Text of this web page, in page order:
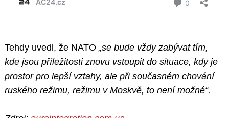
Tehdy uvedl, že NATO „se bude vždy zabývat tím,
kde jsou příležitosti znovu vstoupit do situace, kdy je
prostor pro lepší vztahy, ale při současném chování
ruského režimu, režimu v Moskvě, to není možné“.